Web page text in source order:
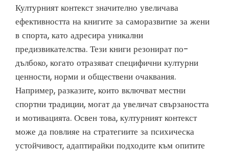
Културният контекст значително увеличава
ефективността на книгите за саморазвитие за жени
в спорта, като адресира уникални
предизвикателства. Тези книги резонират по-
дълбоко, когато отразяват специфични културни
ценности, норми и обществени очаквания.
Например, разказите, които включват местни
спортни традиции, могат да увеличат свързаността
и мотивацията. Освен това, културният контекст
може да повлияе на стратегиите за психическа
устойчивост, адаптирайки подходите към опитите